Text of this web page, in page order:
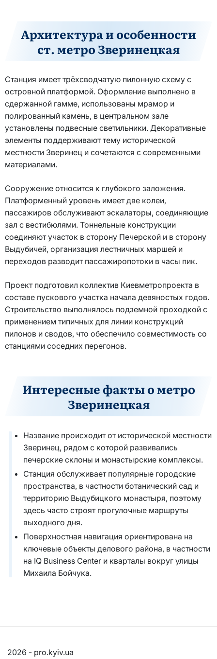
Архитектура и особенности
ст. метро Зверинецкая
Станция имеет трёхсводчатую пилонную схему с
островной платформой. Оформление выполнено в
сдержанной гамме, использованы мрамор и
полированный камень, в центральном зале
установлены подвесные светильники. Декоративные
элементы поддерживают тему исторической
местности Зверинец и сочетаются с современными
материалами.
Сооружение относится к глубокого заложения.
Платформенный уровень имеет две колеи,
пассажиров обслуживают эскалаторы, соединяющие
зал с вестибюлями. Тоннельные конструкции
соединяют участок в сторону Печерской и в сторону
Выдубичей, организация лестничных маршей и
переходов разводит пассажиропотоки в часы пик.
Проект подготовил коллектив Киевметропроекта в
составе пускового участка начала девяностых годов.
Строительство выполнялось подземной проходкой с
применением типичных для линии конструкций
пилонов и сводов, что обеспечило совместимость со
станциями соседних перегонов.
Интересные факты о метро
Зверинецкая
Название происходит от исторической местности
Зверинец, рядом с которой развивались
печерские склоны и монастырские комплексы.
Станция обслуживает популярные городские
пространства, в частности ботанический сад и
территорию Выдубицкого монастыря, поэтому
здесь часто строят прогулочные маршруты
выходного дня.
Поверхностная навигация ориентирована на
ключевые объекты делового района, в частности
на IQ Business Center и кварталы вокруг улицы
Михаила Бойчука.
2026 - pro.kyiv.ua